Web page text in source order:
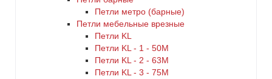
Петли метро (барные)
Петли мебельные врезные
Петли KL
Петли KL - 1 - 50M
Петли KL - 2 - 63M
Петли KL - 3 - 75M